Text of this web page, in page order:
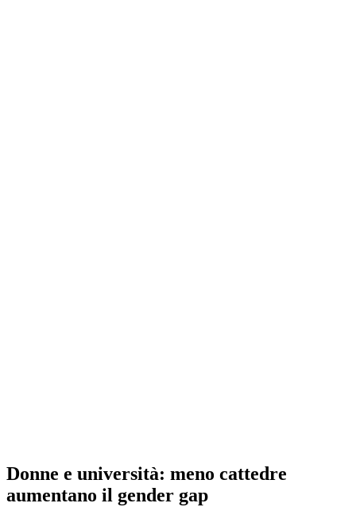
Donne e università: meno cattedre
aumentano il gender gap